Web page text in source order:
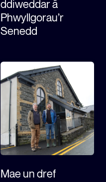
ddiweddar â
Phwyllgorau’r
Senedd
Mae un dref